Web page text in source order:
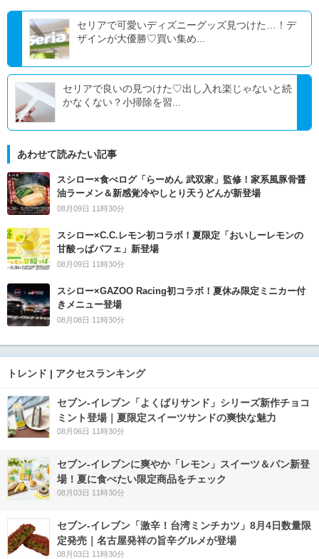
セリアで可愛いディズニーグッズ見つけた…！デ
ザインが大優勝♡買い集め...
セリアで良いの見つけた♡出し入れ楽じゃないと続
かなくない？小掃除を習...
あわせて読みたい記事
スシロー×食べログ「らーめん 武双家」監修！家系風豚骨醤
油ラーメン＆新感覚冷やしとり天うどんが新登場
08月09日 11時30分
スシロー×C.C.レモン初コラボ！夏限定「おいしーレモンの
甘酸っぱパフェ」新登場
08月09日 11時30分
スシロー×GAZOO Racing初コラボ！夏休み限定ミニカー付
きメニュー登場
08月08日 11時30分
トレンド | アクセスランキング
セブン‐イレブン「よくばりサンド」シリーズ新作チョコ
ミント登場｜夏限定スイーツサンドの爽快な魅力
08月06日 11時30分
セブン‐イレブンに爽やか「レモン」スイーツ＆パン新登
場！夏に食べたい限定商品をチェック
08月03日 11時30分
セブン-イレブン「激辛！台湾ミンチカツ」8月4日数量限
定発売｜名古屋発祥の旨辛グルメが登場
08月03日 11時30分